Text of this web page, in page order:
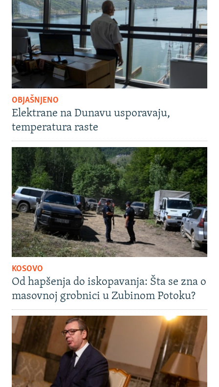
OBJAŠNJENO
Elektrane na Dunavu usporavaju,
temperatura raste
KOSOVO
Od hapšenja do iskopavanja: Šta se zna o
masovnoj grobnici u Zubinom Potoku?